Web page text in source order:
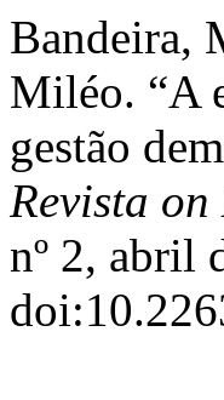
Bandeira,
Miléo. “A
gestão
Revista
nº 2, abril